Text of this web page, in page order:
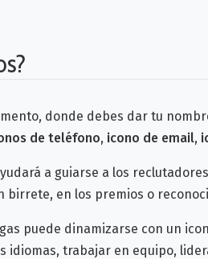
donde debes dar tu
de teléfono, icono de email,
a guiarse a los
en los premios o
puede dinamizarse con un
idiomas, trabajar en equipo,